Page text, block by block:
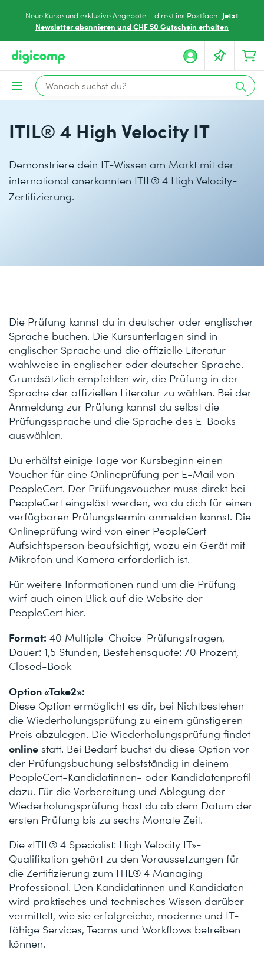
Neue Kurse und exklusive Angebote – direkt ins Postfach. Jetzt
Newsletter abonnieren und CHF 50 Gutschein erhalten
ITIL® 4 High Velocity IT
Demonstriere dein IT-Wissen am Markt mit der
international anerkannten ITIL® 4 High Velocity-
Zertifizierung.
Die Prüfung kannst du in deutscher oder englischer
Sprache buchen. Die Kursunterlagen sind in
englischer Sprache und die offizielle Literatur
wahlweise in englischer oder deutscher Sprache.
Grundsätzlich empfehlen wir, die Prüfung in der
Sprache der offiziellen Literatur zu wählen. Bei der
Anmeldung zur Prüfung kannst du selbst die
Prüfungssprache und die Sprache des E-Books
auswählen.
Du erhältst einige Tage vor Kursbeginn einen
Voucher für eine Onlineprüfung per E-Mail von
PeopleCert. Der Prüfungsvoucher muss direkt bei
PeopleCert eingelöst werden, wo du dich für einen
verfügbaren Prüfungstermin anmelden kannst. Die
Onlineprüfung wird von einer PeopleCert-
Aufsichtsperson beaufsichtigt, wozu ein Gerät mit
Mikrofon und Kamera erforderlich ist.
Für weitere Informationen rund um die Prüfung
wirf auch einen Blick auf die Website der
PeopleCert hier.
Format: 40 Multiple-Choice-Prüfungsfragen,
Dauer: 1,5 Stunden, Bestehensquote: 70 Prozent,
Closed-Book
Option «Take2»:
Diese Option ermöglicht es dir, bei Nichtbestehen
die Wiederholungsprüfung zu einem günstigeren
Preis abzulegen. Die Wiederholungsprüfung findet
online statt. Bei Bedarf buchst du diese Option vor
der Prüfungsbuchung selbstständig in deinem
PeopleCert-Kandidatinnen- oder Kandidatenprofil
dazu. Für die Vorbereitung und Ablegung der
Wiederholungsprüfung hast du ab dem Datum der
ersten Prüfung bis zu sechs Monate Zeit.
Die «ITIL® 4 Specialist: High Velocity IT»-
Qualifikation gehört zu den Voraussetzungen für
die Zertifizierung zum ITIL® 4 Managing
Professional. Den Kandidatinnen und Kandidaten
wird praktisches und technisches Wissen darüber
vermittelt, wie sie erfolgreiche, moderne und IT-
fähige Services, Teams und Workflows betreiben
können.